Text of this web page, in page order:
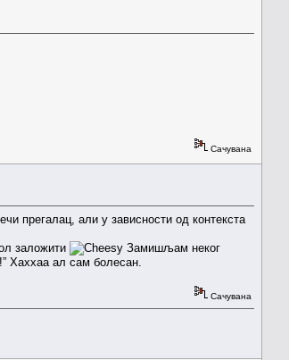
Сачувана
прегалац, али у зависности од контекста
заложити
Замишљам неког
Хаххаа ал сам болесан.
Сачувана